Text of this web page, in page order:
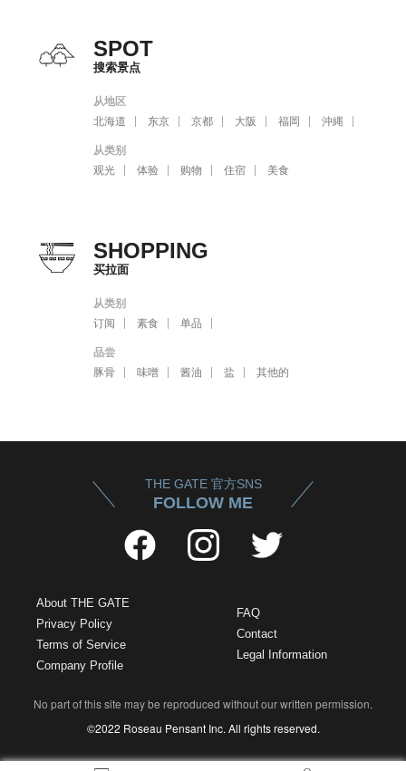
SPOT
搜索景点
从地区
北海道
东京 京都 大阪 福岡 沖縄
从类别
观光
体验 购物 住宿 美食
SHOPPING
买拉面
从类别
订阅
素食 单品
品尝
豚骨
味噌 酱油 盐 其他的
THE GATE 官方SNS
FOLLOW ME
About THE GATE
Privacy Policy
Terms of Service
Company Profile
FAQ
Contact
Legal Information
No part of this site may be reproduced without our written permission.
©2022 Roseau Pensant Inc. All rights reserved.